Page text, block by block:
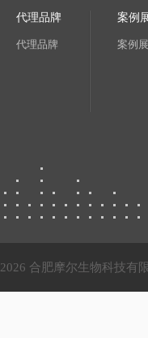
代理品牌
代理品牌
案例
案例
2026 合肥摩尔生物科技